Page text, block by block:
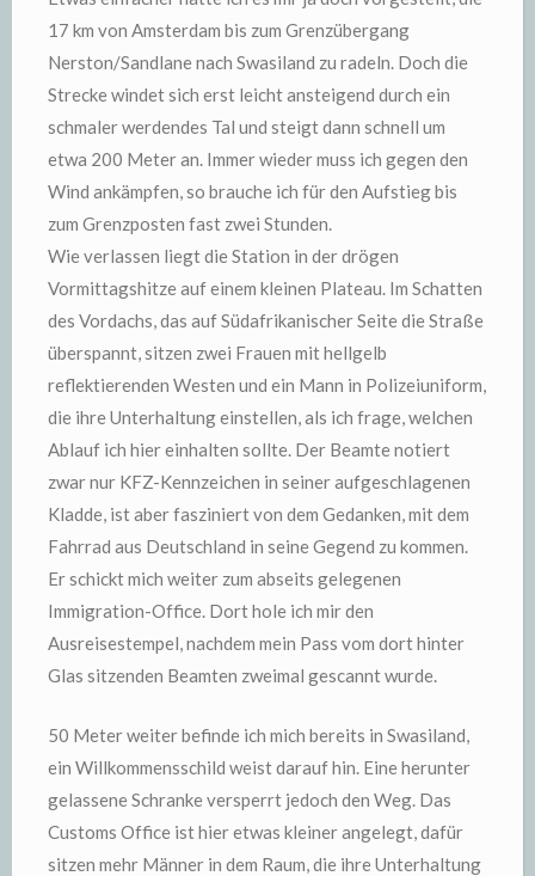
17 km von Amsterdam bis zum Grenzübergang
Nerston/Sandlane nach Swasiland zu radeln. Doch die
Strecke windet sich erst leicht ansteigend durch ein
schmaler werdendes Tal und steigt dann schnell um
etwa 200 Meter an. Immer wieder muss ich gegen den
Wind ankämpfen, so brauche ich für den Aufstieg bis
zum Grenzposten fast zwei Stunden.
Wie verlassen liegt die Station in der drögen
Vormittagshitze auf einem kleinen Plateau. Im Schatten
des Vordachs, das auf Südafrikanischer Seite die Straße
überspannt, sitzen zwei Frauen mit hellgelb
reflektierenden Westen und ein Mann in Polizeiuniform,
die ihre Unterhaltung einstellen, als ich frage, welchen
Ablauf ich hier einhalten sollte. Der Beamte notiert
zwar nur KFZ-Kennzeichen in seiner aufgeschlagenen
Kladde, ist aber fasziniert von dem Gedanken, mit dem
Fahrrad aus Deutschland in seine Gegend zu kommen.
Er schickt mich weiter zum abseits gelegenen
Immigration-Office. Dort hole ich mir den
Ausreisestempel, nachdem mein Pass vom dort hinter
Glas sitzenden Beamten zweimal gescannt wurde.
50 Meter weiter befinde ich mich bereits in Swasiland,
ein Willkommensschild weist darauf hin. Eine herunter
gelassene Schranke versperrt jedoch den Weg. Das
Customs Office ist hier etwas kleiner angelegt, dafür
sitzen mehr Männer in dem Raum, die ihre Unterhaltung